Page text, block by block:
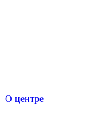
О центре